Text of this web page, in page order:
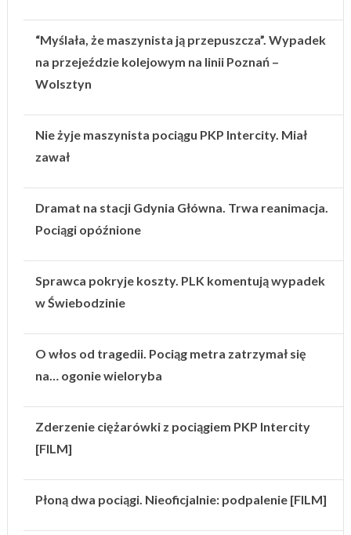
“Myślała, że maszynista ją przepuszcza”. Wypadek
na przejeździe kolejowym na linii Poznań –
Wolsztyn
Nie żyje maszynista pociągu PKP Intercity. Miał
zawał
Dramat na stacji Gdynia Główna. Trwa reanimacja.
Pociągi opóźnione
Sprawca pokryje koszty. PLK komentują wypadek
w Świebodzinie
O włos od tragedii. Pociąg metra zatrzymał się
na… ogonie wieloryba
Zderzenie ciężarówki z pociągiem PKP Intercity
[FILM]
Płoną dwa pociągi. Nieoficjalnie: podpalenie [FILM]